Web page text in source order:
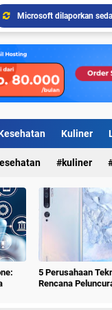
Borussia Dortmund
WhatsApp
10 Teknologi
Revolusi Teknologi
20 Kelemahan
Kuliner
kuliner
5 Perusahaan
Rencana